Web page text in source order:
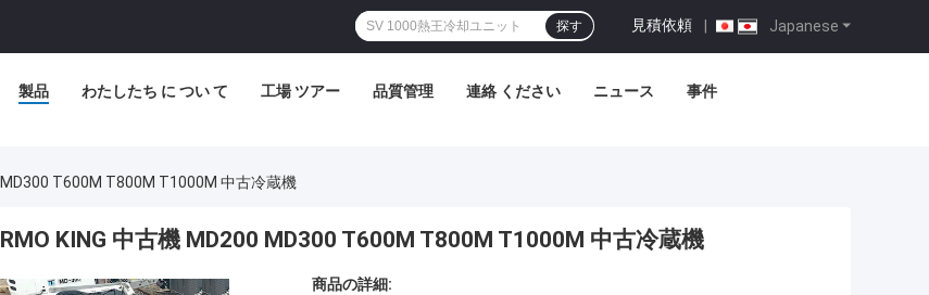
Japanese
見積依頼 |
探す
製品 わたしたち に つい て 工場 ツアー 品質管理 連絡 ください ニュース 事件
MD300 T600M T800M T1000M 中古冷蔵機
KING 中古機 MD200 MD300 T600M T800M T1000M 中古冷蔵機
商品の詳細: